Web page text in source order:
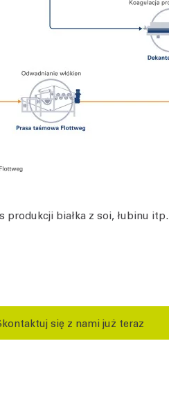
produkcji białka z soi, łubinu itp.
się z nami już teraz